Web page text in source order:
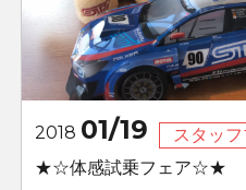
2018 01/19
スタッ
★☆体感試乗フェア☆★